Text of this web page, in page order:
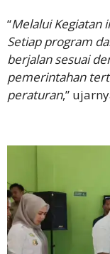
“Melalui Kegiatan
Setiap program
berjalan sesuai
pemerintahan
peraturan,”